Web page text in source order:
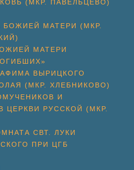
(МКР. ПАВЕЛЬЦЕВО)
БОЖИЕЙ МАТЕРИ (МКР.
МАТЕРИ
ВЫРИЦКОГО
(МКР. ХЛЕБНИКОВО)
И
ЦЕРКВИ РУССКОЙ (МКР.
СВТ. ЛУКИ
ПРИ ЦГБ